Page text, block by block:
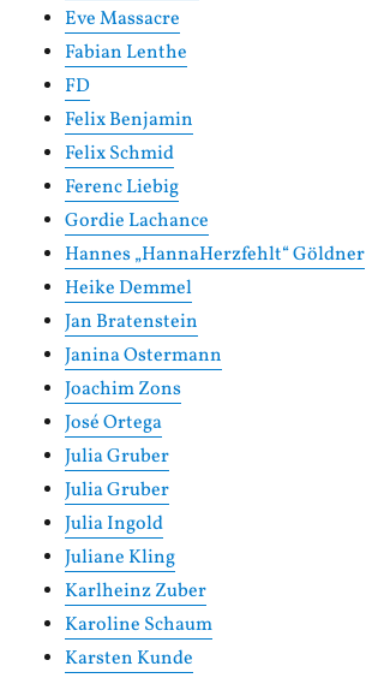
Eve Massacre
Fabian Lenthe
FD
Felix Benjamin
Felix Schmid
Ferenc Liebig
Gordie Lachance
Hannes „HannaHerzfehlt“ Göldner
Heike Demmel
Jan Bratenstein
Janina Ostermann
Joachim Zons
José Ortega
Julia Gruber
Julia Gruber
Julia Ingold
Juliane Kling
Karlheinz Zuber
Karoline Schaum
Karsten Kunde